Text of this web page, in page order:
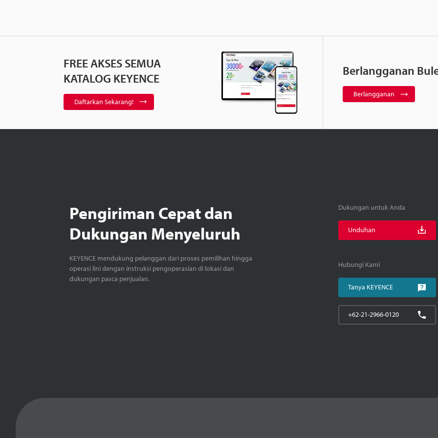
FREE AKSES SEMUA
KATALOG KEYENCE
Daftarkan Sekarang!
Berlangganan
Berlangganan
Pengiriman Cepat dan
Dukungan Menyeluruh
KEYENCE mendukung pelanggan dari proses pemilihan hingga
operasi lini dengan instruksi pengoperasian di lokasi dan
dukungan pasca penjualan.
Dukungan untuk Anda
Unduhan
Hubungi Kami
Tanya KEYENCE
+62-21-2966-0120